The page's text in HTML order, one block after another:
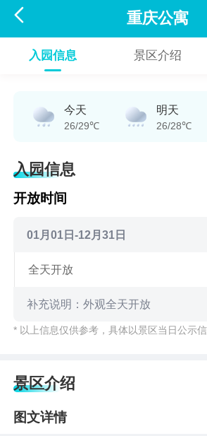
 重庆公寓
入园信息 景区介绍
今天
26/29℃
明天
26/28℃
入园信息
开放时间
01月01日-12月31日
全天开放
补充说明：外观全天开放
* 以上信息仅供参考，具体以景区当日公示
景区介绍
图文详情